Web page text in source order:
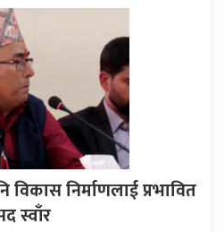
निर्माणलाई प्रभावित
स्वाँर